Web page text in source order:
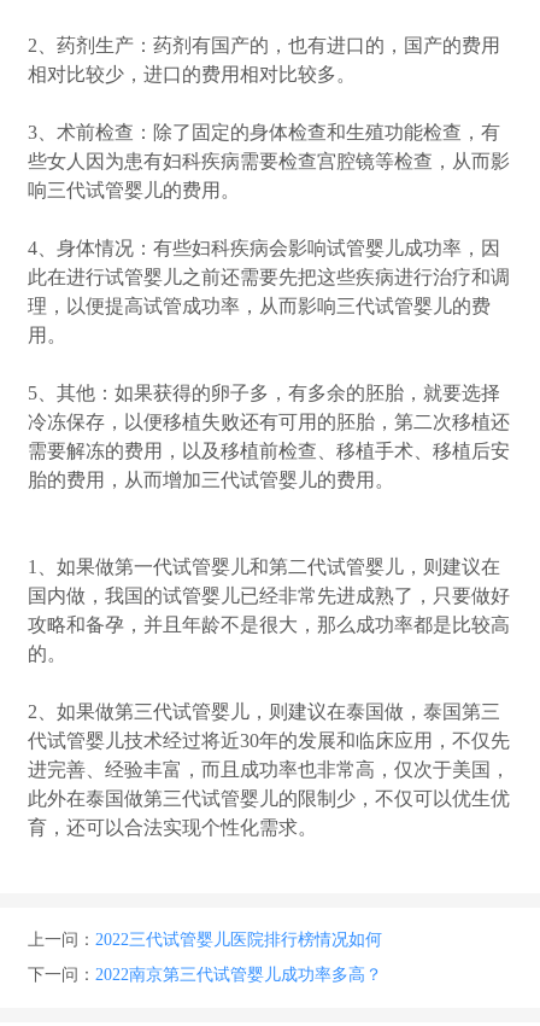
2、药剂生产：药剂有国产的，也有进口的，国产的费用
相对比较少，进口的费用相对比较多。
3、术前检查：除了固定的身体检查和生殖功能检查，有
些女人因为患有妇科疾病需要检查宫腔镜等检查，从而影
响三代试管婴儿的费用。
4、身体情况：有些妇科疾病会影响试管婴儿成功率，因
此在进行试管婴儿之前还需要先把这些疾病进行治疗和调
理，以便提高试管成功率，从而影响三代试管婴儿的费
用。
5、其他：如果获得的卵子多，有多余的胚胎，就要选择
冷冻保存，以便移植失败还有可用的胚胎，第二次移植还
需要解冻的费用，以及移植前检查、移植手术、移植后安
胎的费用，从而增加三代试管婴儿的费用。
1、如果做第一代试管婴儿和第二代试管婴儿，则建议在
国内做，我国的试管婴儿已经非常先进成熟了，只要做好
攻略和备孕，并且年龄不是很大，那么成功率都是比较高
的。
2、如果做第三代试管婴儿，则建议在泰国做，泰国第三
代试管婴儿技术经过将近30年的发展和临床应用，不仅先
进完善、经验丰富，而且成功率也非常高，仅次于美国，
此外在泰国做第三代试管婴儿的限制少，不仅可以优生优
育，还可以合法实现个性化需求。
上一问： 2022三代试管婴儿医院排行榜情况如何
下一问： 2022南京第三代试管婴儿成功率多高？